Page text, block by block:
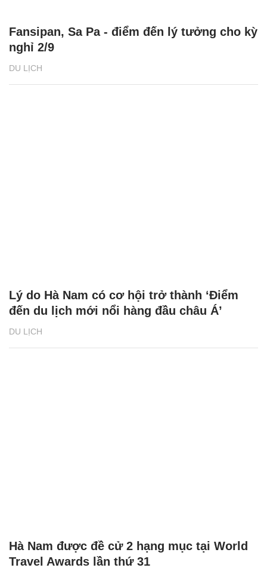
DU LỊCH
Fansipan, Sa Pa - điểm đến lý tưởng cho kỳ
nghỉ 2/9
DU LỊCH
Lý do Hà Nam có cơ hội trở thành ‘Điểm
đến du lịch mới nổi hàng đầu châu Á’
Hà Nam được đề cử 2 hạng mục tại World
Travel Awards lần thứ 31